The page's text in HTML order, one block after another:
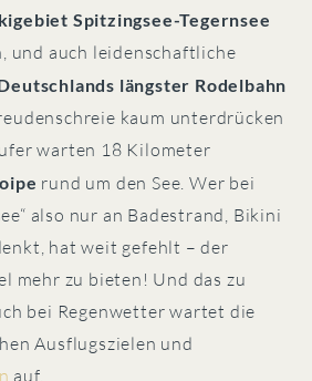
Spitzingsee-Tegernsee
und auch leidenschaftliche
längster Rodelbahn
kaum unterdrücken
warten 18 Kilometer
rund um den See. Wer bei
also nur an Badestrand, Bikini
hat weit gefehlt – der
mehr zu bieten! Und das zu
bei Regenwetter wartet die
Ausflugszielen und
auf.